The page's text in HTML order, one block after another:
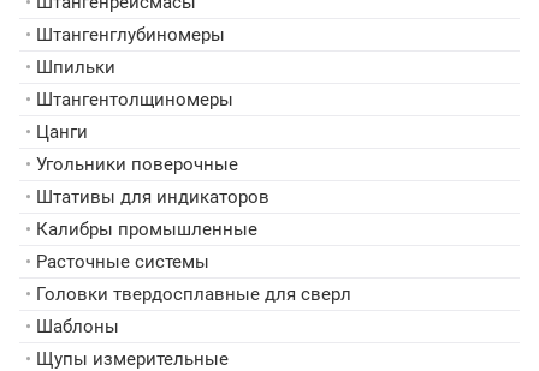
• Штангенглубиномеры
• Шпильки
• Штангентолщиномеры
• Цанги
• Угольники поверочные
• Штативы для индикаторов
• Калибры промышленные
• Расточные системы
• Головки твердосплавные для сверл
• Шаблоны
• Щупы измерительные